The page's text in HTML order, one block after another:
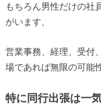
もちろん男性だけの社
がいます、
営業事務、経理、受付
場であれば無限の可能
特に同行出張は一